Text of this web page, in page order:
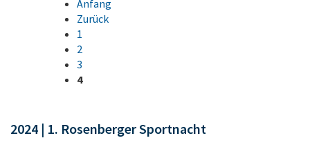
Anfang
Zurück
1
2
3
4
2024 | 1. Rosenberger Sportnacht